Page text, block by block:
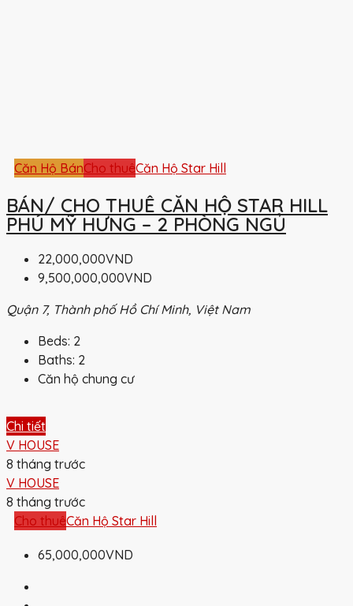
Căn Hộ BánCho thuêCăn Hộ Star Hill
BÁN/ CHO THUÊ CĂN HỘ STAR HILL
PHÚ MỸ HƯNG – 2 PHÒNG NGỦ
22,000,000VND
9,500,000,000VND
Quận 7, Thành phố Hồ Chí Minh, Việt Nam
Beds: 2
Baths: 2
Căn hộ chung cư
Chi tiết
V HOUSE
8 tháng trước
V HOUSE
8 tháng trước
Cho thuêCăn Hộ Star Hill
65,000,000VND